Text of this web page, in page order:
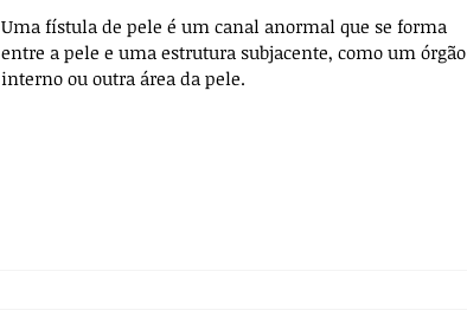
Uma fístula de pele é um canal anormal que se forma
entre a pele e uma estrutura subjacente, como um órgão
interno ou outra área da pele.